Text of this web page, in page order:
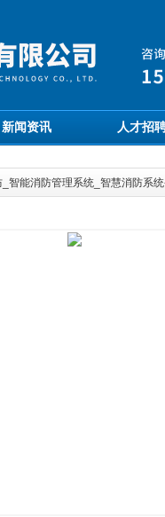
新闻资讯 人才招
智能消防管理系统_智慧消防系